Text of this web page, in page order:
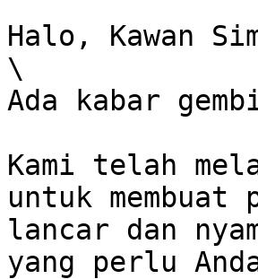
Halo, Kawan
\
Ada kabar
Kami telah
untuk membuat
lancar dan
yang perlu